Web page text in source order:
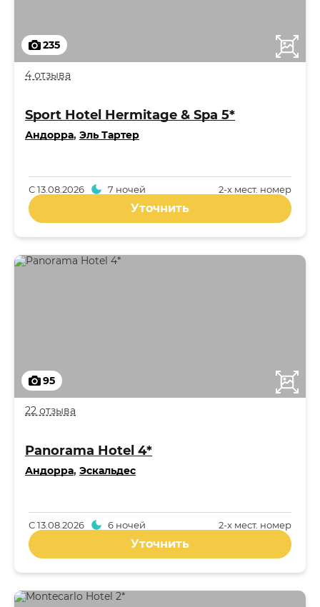
235
4 отзыва
Sport Hotel Hermitage & Spa 5*
Андорра, Эль Тартер
2-x мест. номер
С13.08.2026 7 ночей
Уточнить
95
22 отзыва
Panorama Hotel 4*
Андорра, Эскальдес
2-x мест. номер
С13.08.2026 6 ночей
Уточнить